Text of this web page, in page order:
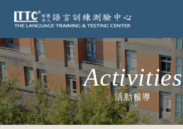
Activities
活動報導